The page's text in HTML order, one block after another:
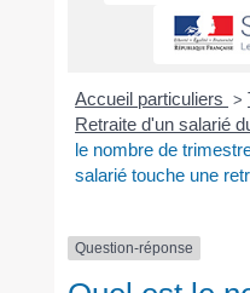
Accueil particuliers >
Retraite d'un salarié
le nombre de
salarié touche une
Question-réponse